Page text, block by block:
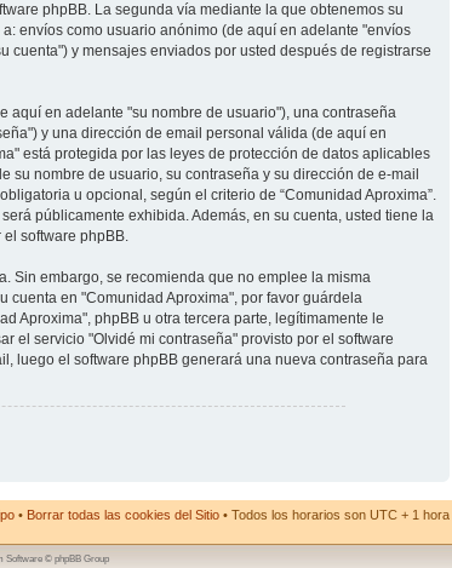
phpBB. La segunda vía mediante la que obtenemos su
envíos como usuario anónimo (de aquí en adelante "envíos
cuenta") y mensajes enviados por usted después de registrarse
aquí en adelante "su nombre de usuario"), una contraseña
y una dirección de email personal válida (de aquí en
está protegida por las leyes de protección de datos aplicables
nombre de usuario, su contraseña y su dirección de e-mail
u opcional, según el criterio de “Comunidad Aproxima”.
públicamente exhibida. Además, en su cuenta, usted tiene la
software phpBB.
Sin embargo, se recomienda que no emplee la misma
cuenta en "Comunidad Aproxima", por favor guárdela
Aproxima", phpBB u otra tercera parte, legítimamente le
el servicio "Olvidé mi contraseña" provisto por el software
luego el software phpBB generará una nueva contraseña para
• Borrar todas las cookies del Sitio • Todos los horarios son UTC + 1 hora
Software © phpBB Group